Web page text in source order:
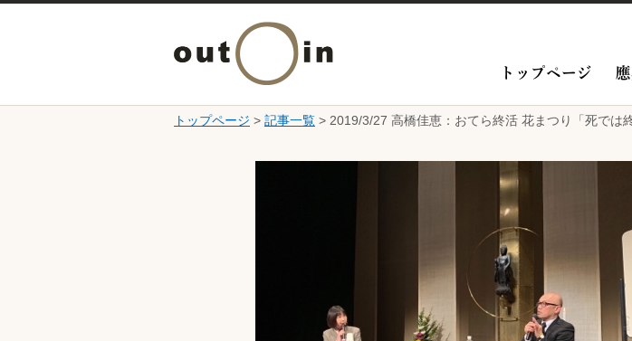
トップページ
トップページ > 記事一覧 > 2019/3/27 高橋佳恵：おてら終活 花まつり「死では